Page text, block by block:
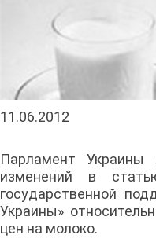
11.06.2012
Парламент Украины
изменений в
государственной
Украины»
цен на молоко.